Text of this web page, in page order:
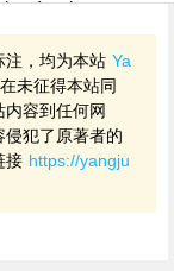
注，均为本站 Ya
未征得本站同
容到任何网
犯了原著者的
接 https://yangju